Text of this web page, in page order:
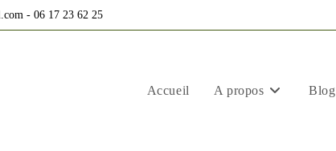
- 06 17 23 62 25
Accueil A propos Blog